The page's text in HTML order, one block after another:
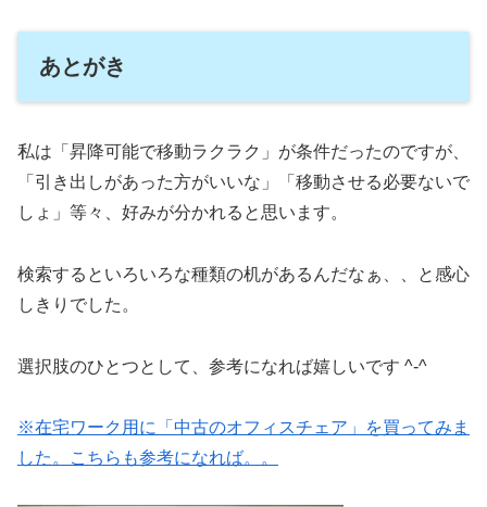
あとがき
私は「昇降可能で移動ラクラク」が条件だったのですが、
「引き出しがあった方がいいな」「移動させる必要ないで
しょ」等々、好みが分かれると思います。
検索するといろいろな種類の机があるんだなぁ、、と感心
しきりでした。
選択肢のひとつとして、参考になれば嬉しいです ^-^
※在宅ワーク用に「中古のオフィスチェア」を買ってみま
した。こちらも参考になれば。。